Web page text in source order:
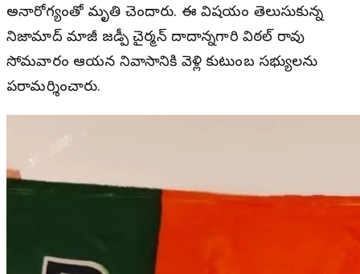
అనారోగ్యంతో మృతి చెందారు. ఈ విషయం తెలుసుకున్న
నిజామాబాద్ మాజీ జడ్పీ చైర్మన్ దాదాన్నగారి విఠల్ రావు
సోమవారం ఆయన నివాసానికి వెళ్లి కుటుంబ సభ్యులను
పరామర్శించారు.